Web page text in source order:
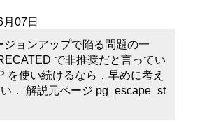
月07日
ジョンアップで陥る問題の一
で非推奨だと言ってい
を使い続けるなら，早めに考え
． 解説元ページ pg_escape_st